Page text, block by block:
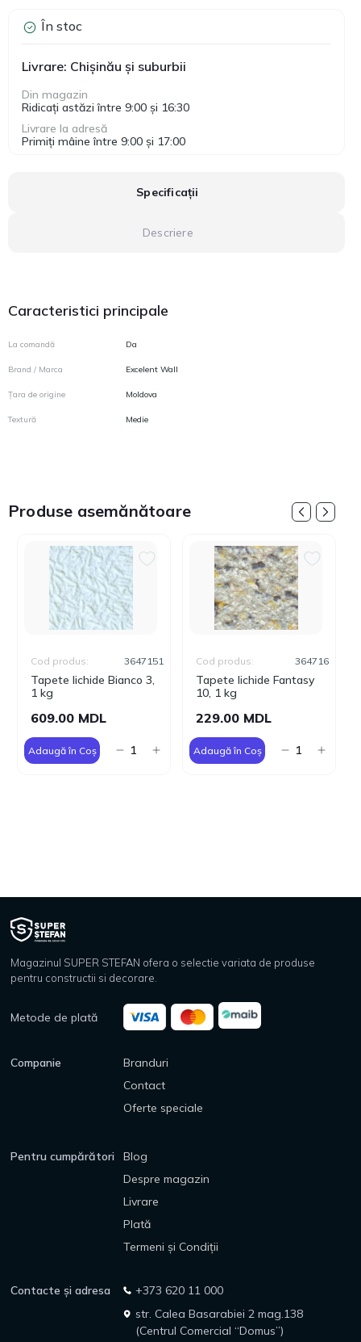
În stoc
Livrare: Chișinău și suburbii
Din magazin
Ridicați astăzi între 9:00 și 16:30
Livrare la adresă
Primiți mâine între 9:00 și 17:00
Specificații
Descriere
Caracteristici principale
La comandă Da
Brand / Marca Excelent Wall
Țara de origine Moldova
Textură Medie
Produse asemănătoare
Tapete lichide Bianco 3,
1 kg
Cod produs: 3647151
609.00 MDL
Adaugă în Coș
Tapete lichide Fantasy
10, 1 kg
Cod produs: 364716
229.00 MDL
Adaugă în Coș
Magazinul SUPER STEFAN ofera o selectie variata de produse
pentru constructii si decorare.
Metode de plată
Companie
Branduri
Contact
Oferte speciale
Pentru cumpărători
Blog
Despre magazin
Livrare
Plată
Termeni și Condiții
Contacte și adresa
+373 620 11 000
str. Calea Basarabiei 2 mag.138
(Centrul Comercial “Domus”)